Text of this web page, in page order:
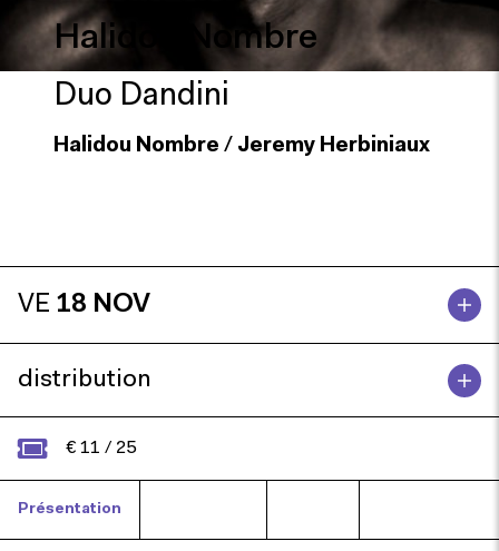
Halidou Nombre
Duo Dandini
Halidou Nombre / Jeremy Herbiniaux
VE 18 NOV
distribution
€ 11 / 25
Présentation